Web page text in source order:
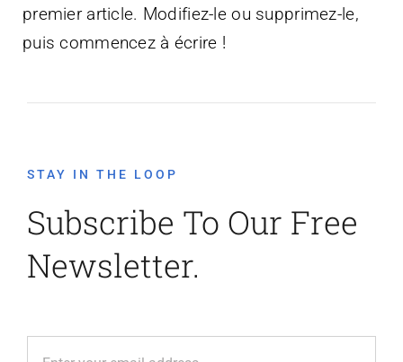
premier article. Modifiez-le ou supprimez-le,
puis commencez à écrire !
STAY IN THE LOOP
Subscribe To Our Free
Newsletter.